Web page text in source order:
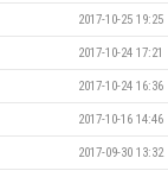
2017-10-25 19:25
2017-10-24 17:21
2017-10-24 16:36
2017-10-16 14:46
2017-09-30 13:32